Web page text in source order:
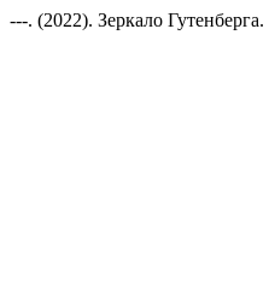
---. (2022). Зеркало Гутенберга.